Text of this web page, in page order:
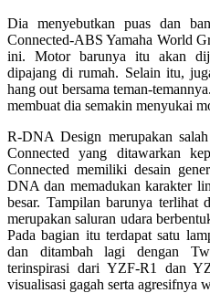
Dia menyebutkan puas dan
Connected-ABS Yamaha World
ini. Motor barunya itu akan
dipajang di rumah. Selain itu,
hang out bersama teman-
membuat dia semakin menyukai
R-DNA Design merupakan
Connected yang ditawarkan
Connected memiliki desain
DNA dan memadukan karakter
besar. Tampilan barunya terlihat
merupakan saluran udara
Pada bagian itu terdapat satu
dan ditambah lagi dengan
terinspirasi dari YZF-R1 dan
visualisasi gagah serta agresifnya